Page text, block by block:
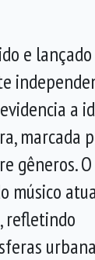
e
a
marcada
gêneros.
músico
refletindo